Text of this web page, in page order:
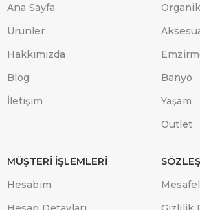
Ana Sayfa
Ürünler
Hakkımızda
Blog
İletişim
Banyo
Yaşam
Outlet
MÜŞTERİ İŞLEMLERİ
Hesabım